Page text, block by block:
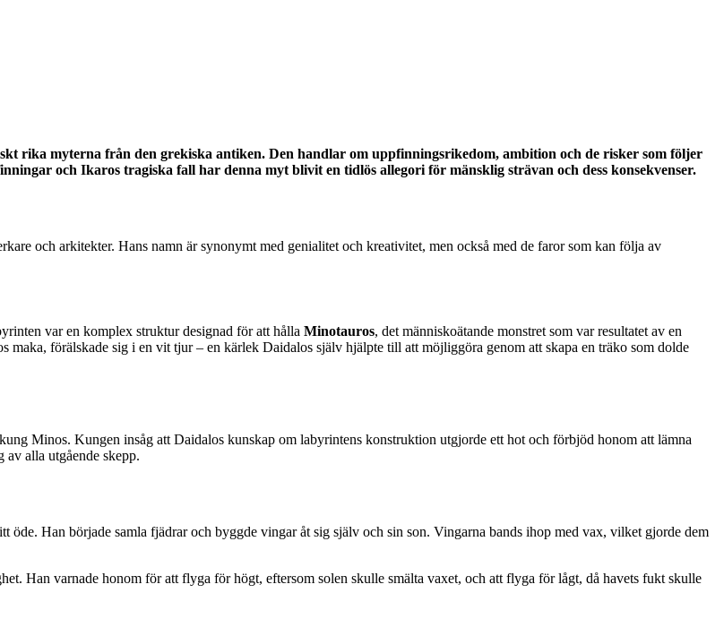
rika myterna från den grekiska antiken. Den handlar om uppfinningsrikedom, ambition och de risker som följer
och Ikaros tragiska fall har denna myt blivit en tidlös allegori för mänsklig strävan och dess konsekvenser.
och arkitekter. Hans namn är synonymt med genialitet och kreativitet, men också med de faror som kan följa av
var en komplex struktur designad för att hålla Minotauros, det människoätande monstret som var resultatet av en
maka, förälskade sig i en vit tjur – en kärlek Daidalos själv hjälpte till att möjliggöra genom att skapa en träko som dolde
Minos. Kungen insåg att Daidalos kunskap om labyrintens konstruktion utgjorde ett hot och förbjöd honom att lämna
alla utgående skepp.
öde. Han började samla fjädrar och byggde vingar åt sig själv och sin son. Vingarna bands ihop med vax, vilket gjorde dem
Han varnade honom för att flyga för högt, eftersom solen skulle smälta vaxet, och att flyga för lågt, då havets fukt skulle